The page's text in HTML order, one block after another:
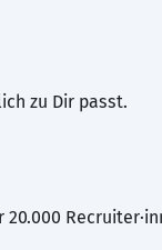
zu Dir passt.